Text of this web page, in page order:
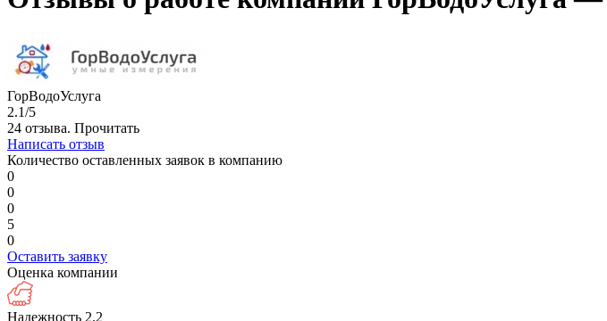
ГорВодоУслуга
2.1/5
24 отзыва. Прочитать
Написать отзыв
Количество оставленных заявок в компанию
0
0
0
5
0
Оставить заявку
Оценка компании
Надежность 2.2